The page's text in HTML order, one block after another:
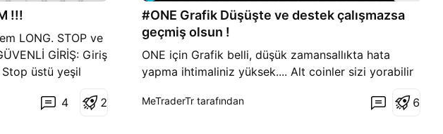
!!!
LONG. STOP ve
GİRİŞ: Giriş
Stop üstü yeşil
Yapılan analizler
4 2
#ONE Grafik Düşüşte ve destek çalışmazsa
geçmiş olsun !
ONE için Grafik belli, düşük zamansallıkta hata
yapma ihtimaliniz yüksek.... Alt coinler sizi yorabilir
MeTraderTr tarafından 6